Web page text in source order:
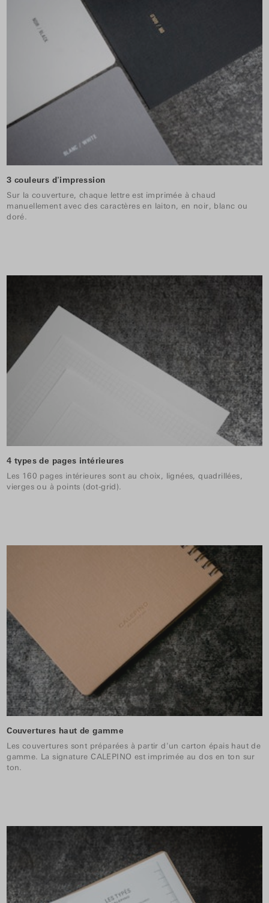
3 couleurs d'impression
Sur la couverture, chaque lettre est imprimée à chaud
manuellement avec des caractères en laiton, en noir, blanc ou
doré.
4 types de pages intérieures
Les 160 pages intérieures sont au choix, lignées, quadrillées,
vierges ou à points (dot-grid).
Couvertures haut de gamme
Les couvertures sont préparées à partir d'un carton épais haut de
gamme. La signature CALEPINO est imprimée au dos en ton sur
ton.